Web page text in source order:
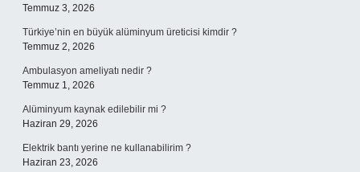
Temmuz 3, 2026
Türkiye’nin en büyük alüminyum üreticisi kimdir ?
Temmuz 2, 2026
Ambulasyon ameliyatı nedir ?
Temmuz 1, 2026
Alüminyum kaynak edilebilir mi ?
Haziran 29, 2026
Elektrik bantı yerine ne kullanabilirim ?
Haziran 23, 2026